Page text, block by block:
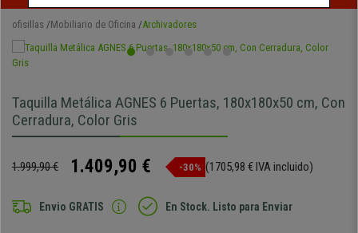
ofisillas Mobiliario de Oficina Archivadores
Taquilla Metálica AGNES 6 Puertas, 180x180x50 cm, Con
Cerradura, Color Gris
1.999,90 € 1.409,90 € -30% (1705,98 € IVA incluido)
Envio GRATIS En Stock. Listo para Enviar